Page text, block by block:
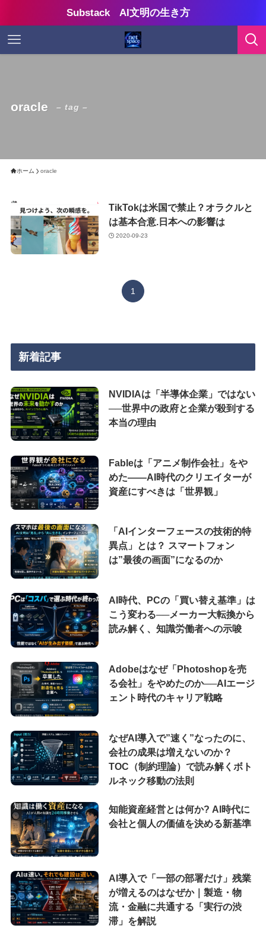
Substack AI文明の生き方
oracle – tag –
ホーム oracle
TikTokは米国で禁止？オラクルと
は基本合意.日本への影響は
2020-09-23
1
新着記事
NVIDIAは「半導体企業」ではない
──世界中の政府と企業が殺到する
本当の理由
Fableは「アニメ制作会社」をや
めた――AI時代のクリエイターが
資産にすべきは「世界観」
「AIインターフェースの技術的特
異点」とは？ スマートフォン
は”最後の画面”になるのか
AI時代、PCの「買い替え基準」は
こう変わる──メーカー大転換から
読み解く、知識労働者への示唆
Adobeはなぜ「Photoshopを売
る会社」をやめたのか──AIエージ
ェント時代のキャリア戦略
なぜAI導入で”速く”なったのに、
会社の成果は増えないのか？
TOC（制約理論）で読み解くボト
ルネック移動の法則
知能資産経営とは何か? AI時代に
会社と個人の価値を決める新基準
AI導入で「一部の部署だけ」残業
が増えるのはなぜか｜製造・物
流・金融に共通する「実行の渋
滞」を解説